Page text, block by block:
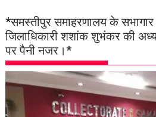
*समस्तीपुर समाहरणालय के
जिलाधिकारी शशांक शुभंकर की
पर पैनी नजर।*